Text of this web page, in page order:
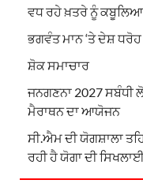
ਵਧ ਰਹੇ ਖ਼ਤਰੇ ਨੂੰ
ਭਗਵੰਤ ਮਾਨ ‘ਤੇ ਦੇਸ਼
ਸ਼ੋਕ ਸਮਾਚਾਰ
ਜਨਗਣਨਾ 2027 ਸਬੰਧੀ
ਮੈਰਾਥਨ ਦਾ ਆਯੋਜਨ
ਸੀ.ਐਮ ਦੀ ਯੋਗਸ਼ਾਲਾ
ਰਹੀ ਹੈ ਯੋਗਾ ਦੀ